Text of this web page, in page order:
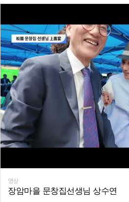
영상
장암마을 문창집선생님 상수연